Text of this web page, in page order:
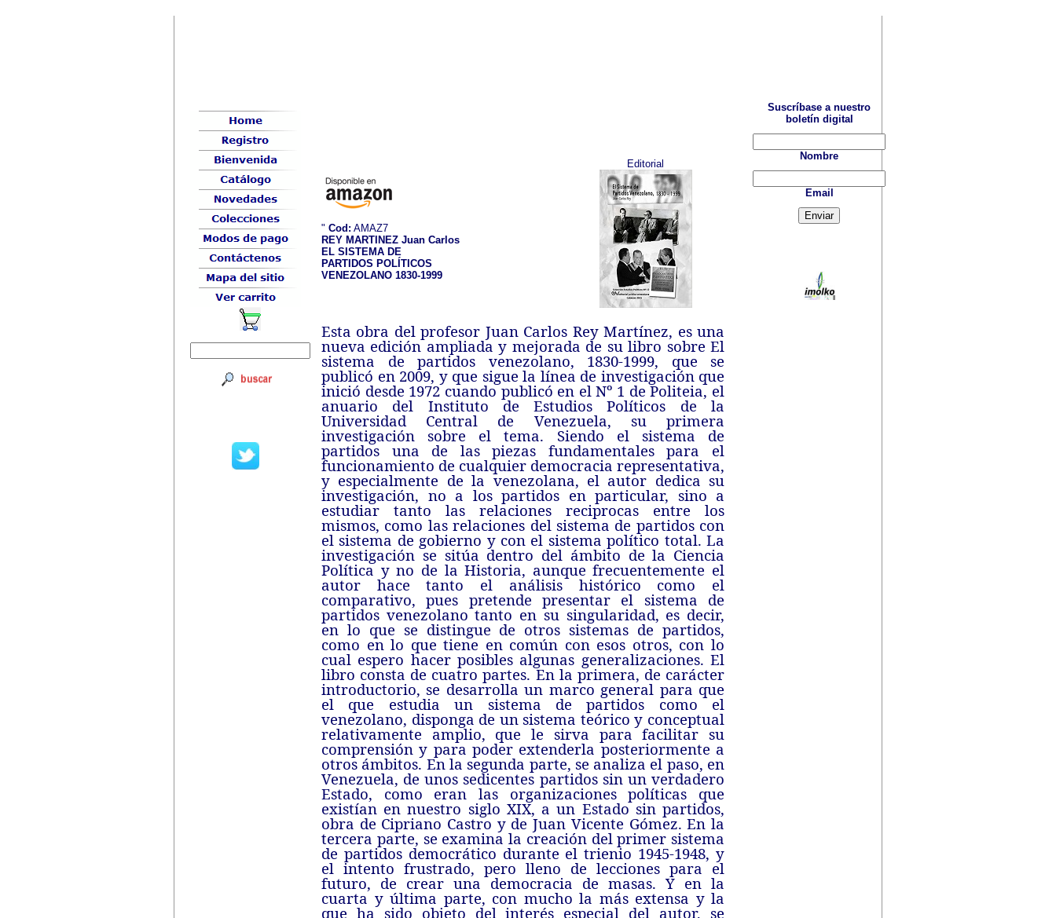
" Cod: AMAZ7
REY MARTINEZ Juan Carlos
EL SISTEMA DE
PARTIDOS POLÍTICOS
VENEZOLANO 1830-1999
Editorial
Esta obra del profesor Juan Carlos Rey Martínez, es una
nueva edición ampliada y mejorada de su libro sobre El
sistema de partidos venezolano, 1830-1999, que se
publicó en 2009, y que sigue la línea de investigación que
inició desde 1972 cuando publicó en el Nº 1 de Politeia, el
anuario del Instituto de Estudios Políticos de la
Universidad Central de Venezuela, su primera
investigación sobre el tema. Siendo el sistema de
partidos una de las piezas fundamentales para el
funcionamiento de cualquier democracia representativa,
y especialmente de la venezolana, el autor dedica su
investigación, no a los partidos en particular, sino a
estudiar tanto las relaciones reciprocas entre los
mismos, como las relaciones del sistema de partidos con
el sistema de gobierno y con el sistema político total. La
investigación se sitúa dentro del ámbito de la Ciencia
Política y no de la Historia, aunque frecuentemente el
autor hace tanto el análisis histórico como el
comparativo, pues pretende presentar el sistema de
partidos venezolano tanto en su singularidad, es decir,
en lo que se distingue de otros sistemas de partidos,
como en lo que tiene en común con esos otros, con lo
cual espero hacer posibles algunas generalizaciones. El
libro consta de cuatro partes. En la primera, de carácter
introductorio, se desarrolla un marco general para que
el que estudia un sistema de partidos como el
venezolano, disponga de un sistema teórico y conceptual
relativamente amplio, que le sirva para facilitar su
comprensión y para poder extenderla posteriormente a
otros ámbitos. En la segunda parte, se analiza el paso, en
Venezuela, de unos sedicentes partidos sin un verdadero
Estado, como eran las organizaciones políticas que
existían en nuestro siglo XIX, a un Estado sin partidos,
obra de Cipriano Castro y de Juan Vicente Gómez. En la
tercera parte, se examina la creación del primer sistema
de partidos democrático durante el trienio 1945-1948, y
el intento frustrado, pero lleno de lecciones para el
futuro, de crear una democracia de masas. Y en la
cuarta y última parte, con mucho la más extensa y la
que ha sido objeto del interés especial del autor, se
Suscríbase a nuestro
boletín digital
Nombre
Email